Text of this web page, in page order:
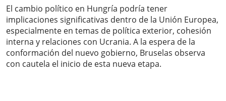
El cambio político en Hungría podría tener
implicaciones significativas dentro de la Unión Europea,
especialmente en temas de política exterior, cohesión
interna y relaciones con Ucrania. A la espera de la
conformación del nuevo gobierno, Bruselas observa
con cautela el inicio de esta nueva etapa.